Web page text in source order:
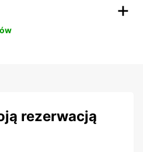
rezerwacją